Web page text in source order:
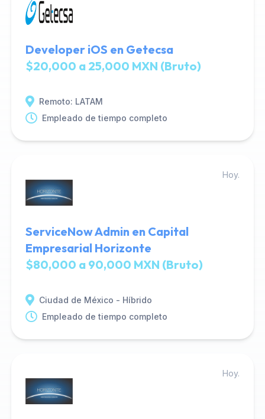
Developer iOS en Getecsa
$20,000 a 25,000 MXN (Bruto)
Remoto: LATAM
Empleado de tiempo completo
Hoy.
ServiceNow Admin en Capital
Empresarial Horizonte
$80,000 a 90,000 MXN (Bruto)
Ciudad de México - Híbrido
Empleado de tiempo completo
Hoy.